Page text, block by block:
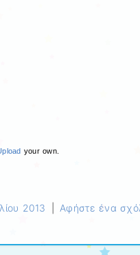
your own.
2013 Αφήστε ένα